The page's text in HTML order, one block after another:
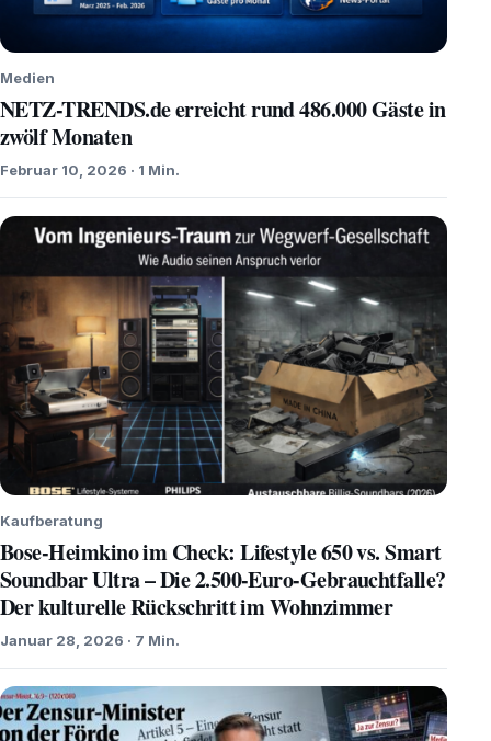
Medien
NETZ-TRENDS.de erreicht rund 486.000 Gäste in
zwölf Monaten
Februar 10, 2026 · 1 Min.
Kaufberatung
Bose-Heimkino im Check: Lifestyle 650 vs. Smart
Soundbar Ultra – Die 2.500-Euro-Gebrauchtfalle?
Der kulturelle Rückschritt im Wohnzimmer
Januar 28, 2026 · 7 Min.